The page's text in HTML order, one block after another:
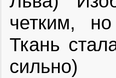
четким,
Ткань
сильно)